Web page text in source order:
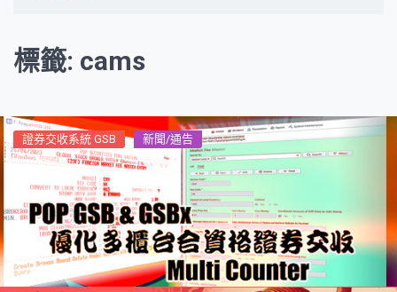
標籤: cams
證券交收系統 GSB 新聞/通告